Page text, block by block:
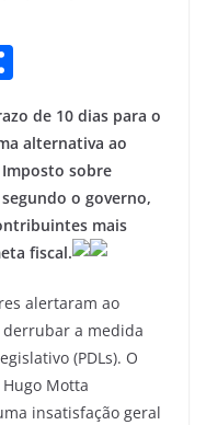
ar
e
de 10 dias para o
alternativa ao
sobre
o governo,
mais
fiscal.
alertaram ao
a medida
(PDLs). O
Motta
insatisfação geral